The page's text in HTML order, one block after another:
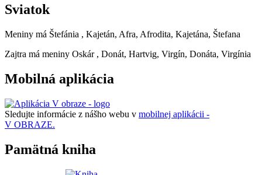
Sviatok
Meniny má Štefánia , Kajetán, Afra, Afrodita, Kajetána, Štefana
Zajtra má meniny Oskár , Donát, Hartvig, Virgín, Donáta, Virgínia
Mobilná aplikácia
Sledujte informácie z nášho webu v mobilnej aplikácii -
V OBRAZE.
Pamätná kniha